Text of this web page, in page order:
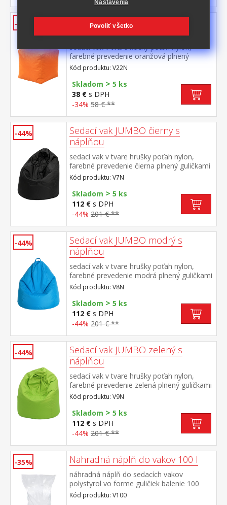
-34%
Sedací taburet CUBE oranžový s
náplňou
sedací vak v tvare kocky poťah nylon,
farebné prevedenie oranžová plnený
guličkami z polystyrolu, obsah náplne 100 l
zipsový uzáver, náplň možné dopĺňať alebo
odoberať cena vrátane náplne
Kód produktu: V22N
Skladom > 5 ks
38 € s DPH
-34% 58 € **
-44%
Sedací vak JUMBO čierny s
náplňou
sedací vak v tvare hrušky poťah nylon,
farebné prevedenie čierna plnený guličkami
z polystyrolu, obsah náplne 400 l zipsový
uzáver, náplň možné dopĺňať alebo
odoberať cena vrátane náplne
Kód produktu: V7N
Skladom > 5 ks
112 € s DPH
-44% 201 € **
-44%
Sedací vak JUMBO modrý s
náplňou
sedací vak v tvare hrušky poťah nylon,
farebné prevedenie modrá plnený guličkami
z polystyrolu, obsah náplne 400 l zipsový
uzáver, náplň možné dopĺňať alebo
odoberať cena vrátane náplne
Kód produktu: V8N
Skladom > 5 ks
112 € s DPH
-44% 201 € **
-44%
Sedací vak JUMBO zelený s
náplňou
sedací vak v tvare hrušky poťah nylon,
farebné prevedenie zelená plnený guličkami
z polystyrolu, obsah náplne 400 l zipsový
uzáver, náplň možné dopĺňať alebo
odoberať cena vrátane náplne
Kód produktu: V9N
Skladom > 5 ks
112 € s DPH
-44% 201 € **
-35% Nahradná náplň do vakov 100 l
náhradná náplň do sedacích vakov
polystyrol vo forme guličiek balenie 100
litrov
Kód produktu: V100
Nastavenia
Povoliť všetko